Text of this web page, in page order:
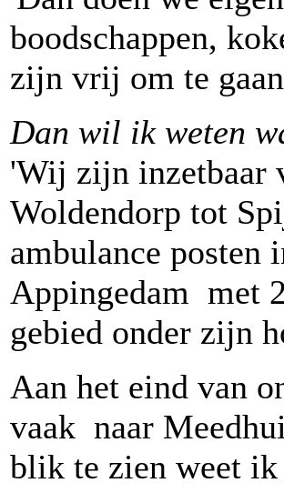
boodschappen,
zijn vrij om te
Dan wil ik weten
'Wij zijn inzetbaar
Woldendorp tot
ambulance posten
Appingedam met
gebied onder zijn
Aan het eind van
vaak naar
blik te zien weet ik